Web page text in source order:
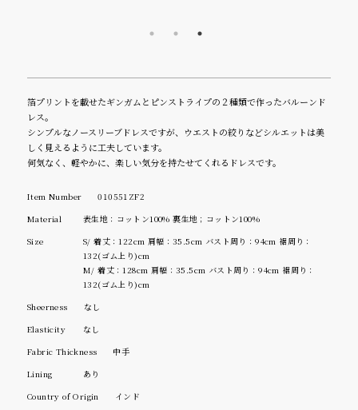
箔プリントを載せたギンガムとピンストライプの２種類で作ったバルーンド
レス。
シンプルなノースリーブドレスですが、ウエストの絞りなどシルエットは美
しく見えるように工夫しています。
何気なく、軽やかに、楽しい気分を持たせてくれるドレスです。
Item Number
010551ZF2
Material
表生地：コットン100% 裏生地；コットン100%
Size
S/ 着丈：122cm 肩幅：35.5cm バスト周り：94cm 裾周り：
132(ゴム上り)cm
M/ 着丈：128cm 肩幅：35.5cm バスト周り：94cm 裾周り：
132(ゴム上り)cm
Sheerness
なし
Elasticity
なし
Fabric Thickness
中手
Lining
あり
Country of Origin
インド